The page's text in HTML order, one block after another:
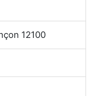
12100